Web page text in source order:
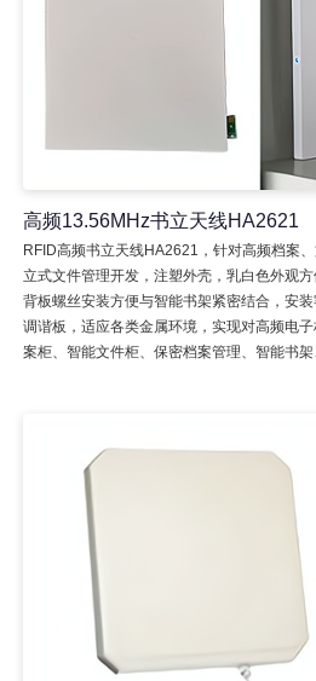
高频13.56MHz书立天线HA2621
RFID高频书立天线HA2621，针对高频档案
立式文件管理开发，注塑外壳，乳白色外观
背板螺丝安装方便与智能书架紧密结合，安
调谐板，适应各类金属环境，实现对高频电
案柜、智能文件柜、保密档案管理、智能书